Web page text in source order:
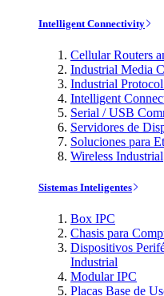
Intelligent Connectivity
Cellular Routers
Industrial Media
Industrial
Intelligent
Serial / USB
Servidores de
Soluciones para
Wireless Industrial
Sistemas Inteligentes
Box IPC
Chasis para
Dispositivos
Industrial
Modular IPC
Placas Base de